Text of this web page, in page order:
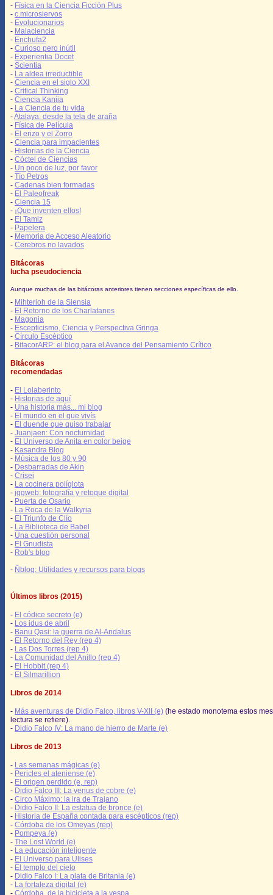
- Física en la Ciencia Ficción Plus
- c.microsiervos
- Evolucionarios
- Malaciencia
- Enchufa2
- Curioso pero inútil
- Experientia Docet
- Scientia
- La aldea irreductible
- Ciencia en el siglo XXI
- Critical Thinking
- Ciencia Kanija
- La Ciencia de tu vida
-Atalaya: desde la tela de araña
- Física de Película
- El erizo y el Zorro
- Ciencia para impacientes
- Historias de la Ciencia
- Cóctel de Ciencias
- Un poco de luz, por favor
- Tío Petros
- Cadenas bien formadas
- El Paleofreak
- Ciencia 15
- ¡Que inventen ellos!
- El Tamiz
- Papelera
- Memoria de Acceso Aleatorio
- Cerebros no lavados
Bitácoras
lucha pseudociencia
Aunque muchas de las bitácoras anteriores tienen secciones específicas de ello.
- Mihterioh de la Siensia
- El Retorno de los Charlatanes
- Magonia
- Escepticismo, Ciencia y Perspectiva Gringa
- Círculo Escéptico
- BitacorARP: el blog para el Avance del Pensamiento Crítico
Bitácoras
recomendadas
- El Lolaberinto
- Historias de aquí
- Una historia más... mi blog
- El mundo en el que vivís
- El duende que quiso trabajar
- Juanjaen: Con nocturnidad
- El Universo de Anita en color beige
- Kasandra Blog
- Música de los 80 y 90
- Desbarradas de Akin
- Crisei
- La cocinera políglota
- jggweb: fotografía y retoque digital
- Puerta de Osario
- La Roca de la Walkyria
- El Triunfo de Clío
- La Biblioteca de Babel
- Una cuestión personal
- El Gnudista
- Rob's blog
- Ñblog: Utilidades y recursos para blogs
Últimos libros (2015)
- El códice secreto (e)
- Los idus de abril
- Banu Qasi: la guerra de Al-Andalus
- El Retorno del Rey (rep 4)
- Las Dos Torres (rep 4)
- La Comunidad del Anillo (rep 4)
- El Hobbit (rep 4)
- El Silmarillion
Libros de 2014
- Más aventuras de Didio Falco, libros V-XII (e) (he estado monotema estos
lectura se refiere).
- Didio Falco IV: La mano de hierro de Marte (e)
Libros de 2013
- Las semanas mágicas (e)
- Pericles el ateniense (e)
- El origen perdido (e, rep)
- Didio Falco III: La venus de cobre (e)
- Circo Máximo: la ira de Trajano
- Didio Falco II: La estatua de bronce (e)
- Historia de España contada para escépticos (rep)
- Córdoba de los Omeyas (rep)
- Pompeya (e)
- The Lost World (e)
- La educación inteligente
- El Universo para Ulises
- El templo del cielo
- Didio Falco I: La plata de Britania (e)
- La fortaleza digital (e)
- Córdoba, de la bicicleta a la vespa